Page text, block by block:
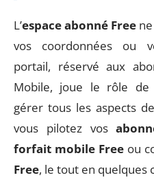
L’espace abonné Free
vos coordonnées ou
portail, réservé aux
Mobile, joue le rôle de
gérer tous les aspects
vous pilotez vos
forfait mobile Free ou
Free, le tout en quelques